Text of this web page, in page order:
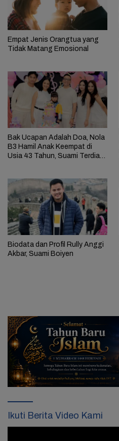
Empat Jenis Orangtua yang
Tidak Matang Emosional
Bak Ucapan Adalah Doa, Nola
B3 Hamil Anak Keempat di
Usia 43 Tahun, Suami Terdiam
Biodata dan Profil Rully Anggi
Akbar, Suami Boiyen
Ikuti Berita Video Kami